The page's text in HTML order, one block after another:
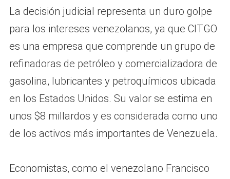
La decisión judicial representa un duro golpe
para los intereses venezolanos, ya que CITGO
es una empresa que comprende un grupo de
refinadoras de petróleo y comercializadora de
gasolina, lubricantes y petroquímicos ubicada
en los Estados Unidos. Su valor se estima en
unos $8 millardos y es considerada como uno
de los activos más importantes de Venezuela.
Economistas, como el venezolano Francisco